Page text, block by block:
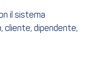
il sistema
cliente, dipendente,